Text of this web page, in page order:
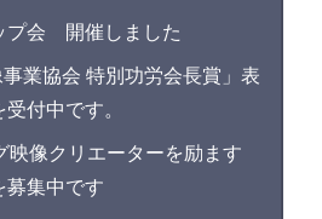
プ会 開催しました
事業協会 特別功労会長賞」表
付中です。
映像クリエーターを励ます
募集中です